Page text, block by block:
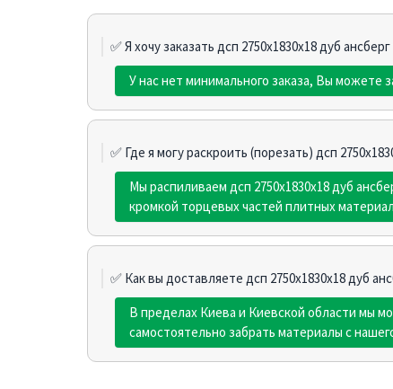
✅ Я хочу заказать дсп 2750х1830х18 дуб
У нас нет минимального заказа, Вы можете
✅ Где я могу раскроить (порезать) дсп
Мы распиливаем дсп 2750х1830х18 дуб
кромкой торцевых частей плитных
✅ Как вы доставляете дсп 2750х1830х18 дуб
В пределах Киева и Киевской области мы
самостоятельно забрать материалы с